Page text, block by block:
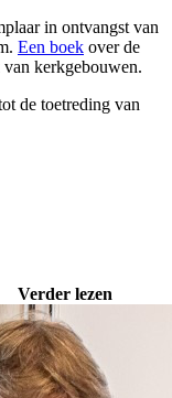
in ontvangst van
Een boek overde
kerkgebouwen.
de toetreding van
Verder lezen